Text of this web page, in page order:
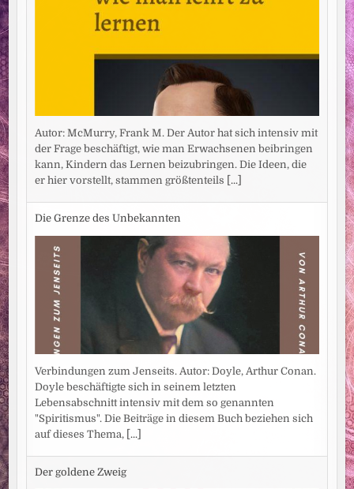
Autor: McMurry, Frank M. Der Autor hat sich intensiv mit
der Frage beschäftigt, wie man Erwachsenen beibringen
kann, Kindern das Lernen beizubringen. Die Ideen, die
er hier vorstellt, stammen größtenteils [...]
Die Grenze des Unbekannten
Verbindungen zum Jenseits. Autor: Doyle, Arthur Conan.
Doyle beschäftigte sich in seinem letzten
Lebensabschnitt intensiv mit dem so genannten
"Spiritismus". Die Beiträge in diesem Buch beziehen sich
auf dieses Thema, [...]
Der goldene Zweig